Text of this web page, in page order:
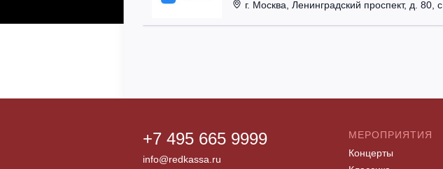
г. Москва, Ленинградский проспект, д. 80, стр. 17.
+7 495 665 9999
info@redkassa.ru
МЕРОПРИЯТИЯ
Концерты